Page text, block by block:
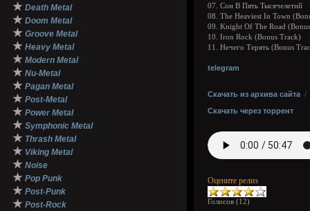
★ Death Metal
★ Doom Metal
★ Groove Metal
★ Heavy Metal
★ Modern Metal
★ Nu-Metal
★ Pagan Metal
★ Post-Metal
★ Power Metal
★ Symphonic Metal
★ Thrash Metal
★ Viking Metal
★ Noise
★ Pop Punk
★ Post-Punk
★ Post-Rock
07. Сон В Пять Тысячелетий
08. The Heaviest In Town
09. Knight Of The Road
10. Iron Rock (Bonus Track)
11. Нечего Терять (Bonus
telegram
Скачать из архива сайта /
Скачать через торрент
Оцените релиз
Голосов (12)